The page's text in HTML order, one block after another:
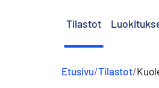
Tilastot
Etusivu/Tilastot/